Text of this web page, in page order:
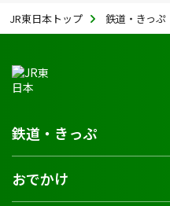
JR東日本トップ 鉄道・きっぷ
鉄道・きっぷ
おでかけ